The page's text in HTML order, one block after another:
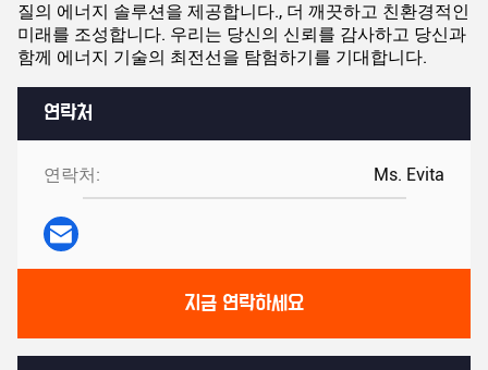
연락처
연락처: Ms. Evita
지금 연락하세요
질의 에너지 솔루션을 제공합니다., 더 깨끗하고 친환경적인
미래를 조성합니다. 우리는 당신의 신뢰를 감사하고 당신과
함께 에너지 기술의 최전선을 탐험하기를 기대합니다.